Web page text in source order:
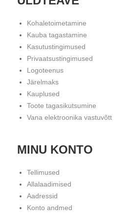
Kohaletoimetamine
Kauba tagastamine
Kasutustingimused
Privaatsustingimused
Logoteenus
Järelmaks
Kauplused
Toote tagasikutsumine
Vana elektroonika vastuvõtt
MINU KONTO
Tellimused
Allalaadimised
Aadressid
Konto andmed